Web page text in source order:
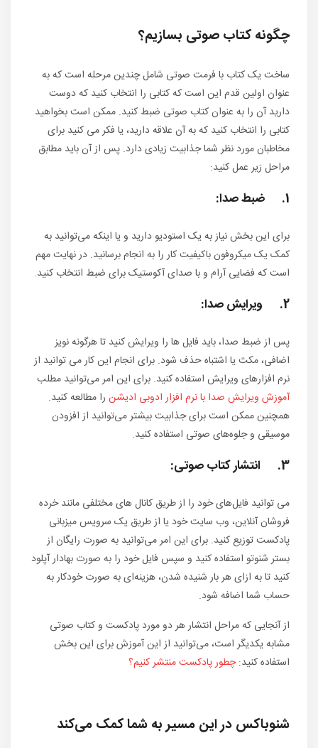
چگونه کتاب صوتی بسازیم؟
ساخت یک کتاب با فرمت صوتی شامل چندین مرحله است که به
عنوان اولین قدم این است که کتابی را انتخاب کنید که دوست
دارید آن را به عنوان کتاب صوتی ضبط کنید. ممکن است بخواهید
کتابی را انتخاب کنید که به آن علاقه دارید، یا فکر می کنید برای
مخاطبان مورد نظر شما جذابیت زیادی دارد. پس از آن باید مطابق
مراحل زیر عمل کنید:
1. ضبط صدا:
برای این بخش نیاز به یک استودیو دارید و یا اینکه می‌توانید به
کمک یک میکروفون باکیفیت کار را به انجام برسانید. در نهایت مهم
است که فضایی آرام و با صدای آکوستیک برای ضبط انتخاب کنید.
2. ویرایش صدا:
پس از ضبط صدا، باید فایل ها را ویرایش کنید تا هرگونه نویز
اضافی، مکث یا اشتباه حذف شود. برای انجام این کار می توانید از
نرم افزارهای ویرایش استفاده کنید. برای این امر می‌توانید مطلب
آموزش ویرایش صدا با نرم افزار ادوبی ادیشن را مطالعه کنید.
همچنین ممکن است برای جذابیت بیشتر می‌توانید از افزودن
موسیقی و جلوه‌های صوتی استفاده کنید.
3. انتشار کتاب صوتی:
می توانید فایل‌های خود را از طریق کانال های مختلفی مانند خرده
فروشان آنلاین، وب سایت خود یا از طریق یک سرویس میزبانی
پادکست توزیع کنید. برای این امر می‌توانید به صورت رایگان از
بستر شنوتو استفاده کنید و سپس فایل خود را به صورت بهادار آپلود
کنید تا به ازای هر بار شنیده شدن، هزینه‌ای به صورت خودکار به
حساب شما اضافه شود.
از آنجایی که مراحل انتشار هر دو مورد پادکست و کتاب صوتی
مشابه یکدیگر است، می‌توانید از این آموزش برای این بخش
استفاده کنید:چطور پادکست منتشر کنیم؟
شنوباکس در این مسیر به شما کمک می‌کند